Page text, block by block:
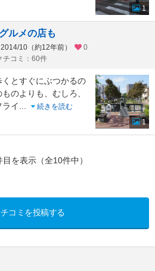
1
ルメの店も
10（約12年前）
0
チコミ：60件
とすぐにぶつかるの
のよりも、むしろ、
イ...
続きを読む
1
を表示（全10件中）
コミを投稿する